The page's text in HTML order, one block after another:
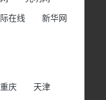
在线
新华网
重庆
天津